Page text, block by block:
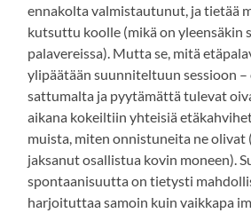
ennakolta valmistautunut, ja tietää
kutsuttu koolle (mikä on yleensäkin
palavereissa). Mutta se, mitä
ylipäätään suunniteltuun sessioon –
sattumalta ja pyytämättä tulevat
aikana kokeiltiin yhteisiä
muista, miten onnistuneita ne olivat
jaksanut osallistua kovin moneen).
spontaanisuutta on tietysti
harjoituttaa samoin kuin vaikkapa